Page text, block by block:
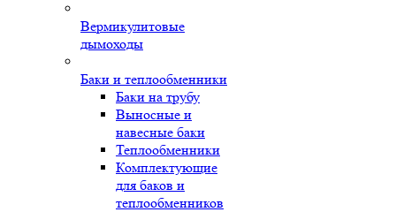
Вермикулитовые
дымоходы
Баки и теплообменники
Баки на трубу
Выносные и
навесные баки
Теплообменники
Комплектующие
для баков и
теплообменников